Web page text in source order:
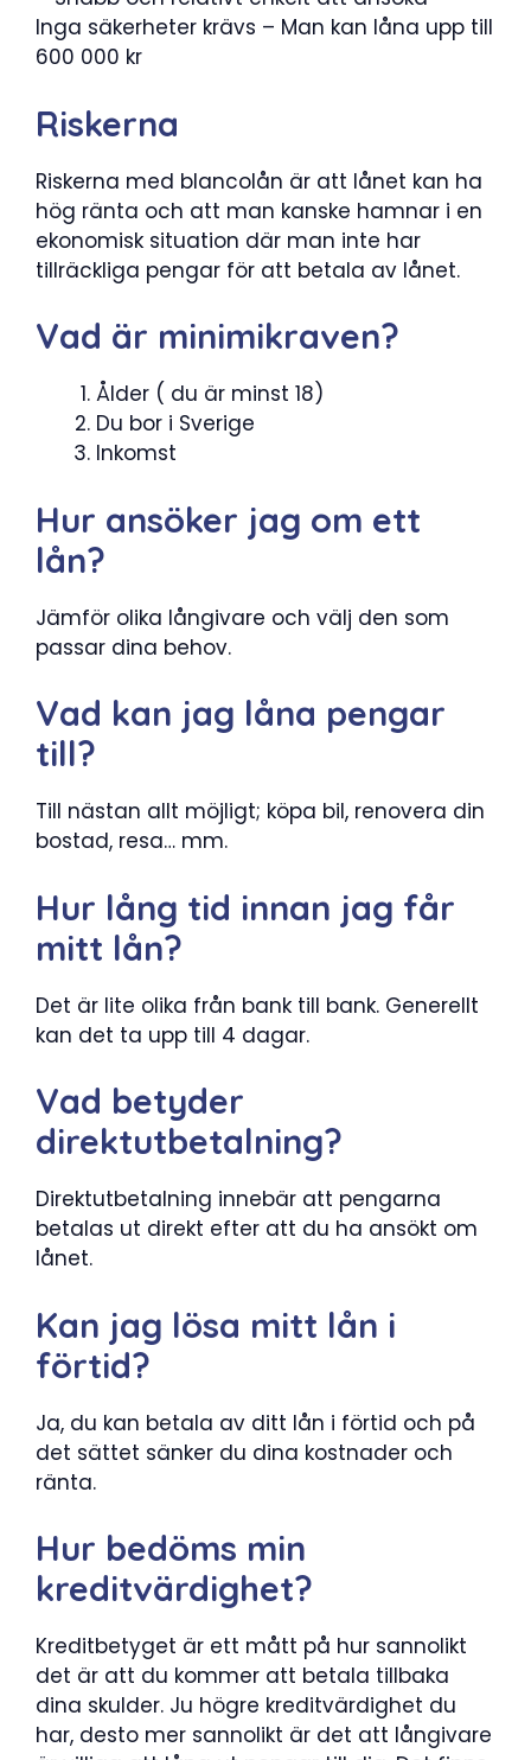
Inga säkerheter krävs – Man kan låna upp till
600 000 kr
Riskerna
Riskerna med blancolån är att lånet kan ha
hög ränta och att man kanske hamnar i en
ekonomisk situation där man inte har
tillräckliga pengar för att betala av lånet.
Vad är minimikraven?
Ålder ( du är minst 18)
Du bor i Sverige
Inkomst
Hur ansöker jag om ett
lån?
Jämför olika långivare och välj den som
passar dina behov.
Vad kan jag låna pengar
till?
Till nästan allt möjligt; köpa bil, renovera din
bostad, resa… mm.
Hur lång tid innan jag får
mitt lån?
Det är lite olika från bank till bank. Generellt
kan det ta upp till 4 dagar.
Vad betyder
direktutbetalning?
Direktutbetalning innebär att pengarna
betalas ut direkt efter att du ha ansökt om
lånet.
Kan jag lösa mitt lån i
förtid?
Ja, du kan betala av ditt lån i förtid och på
det sättet sänker du dina kostnader och
ränta.
Hur bedöms min
kreditvärdighet?
Kreditbetyget är ett mått på hur sannolikt
det är att du kommer att betala tillbaka
dina skulder. Ju högre kreditvärdighet du
har, desto mer sannolikt är det att långivare